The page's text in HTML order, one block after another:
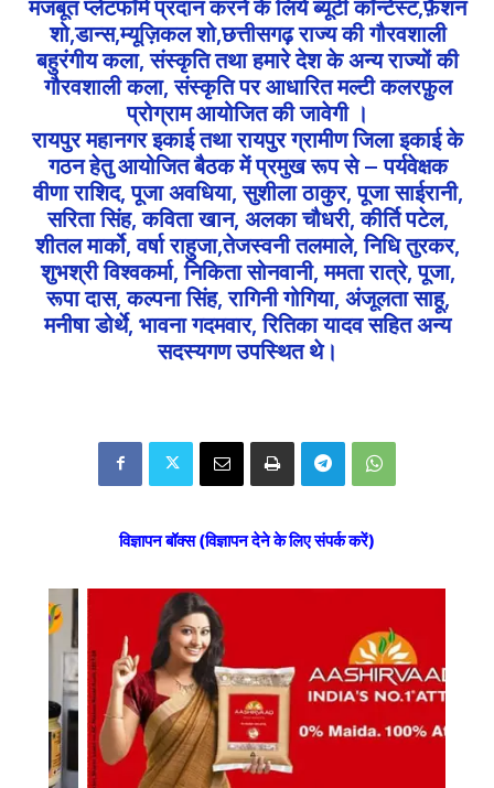
मजबूत प्लेटफॉर्म प्रदान करने के लिये ब्यूटी कॉन्टेस्ट,फ़ैशन
शो,डान्स,म्यूज़िकल शो,छत्तीसगढ़ राज्य की गौरवशाली
बहुरंगीय कला, संस्कृति तथा हमारे देश के अन्य राज्यों की
गौरवशाली कला, संस्कृति पर आधारित मल्टी कलरफ़ुल
प्रोग्राम आयोजित की जावेगी ।
रायपुर महानगर इकाई तथा रायपुर ग्रामीण जिला इकाई के
गठन हेतु आयोजित बैठक में प्रमुख रूप से – पर्यवेक्षक
वीणा राशिद, पूजा अवधिया, सुशीला ठाकुर, पूजा साईरानी,
सरिता सिंह, कविता खान, अलका चौधरी, कीर्ति पटेल,
शीतल मार्को, वर्षा राहुजा,तेजस्वनी तलमाले, निधि तुरकर,
शुभश्री विश्वकर्मा, निकिता सोनवानी, ममता रात्रे, पूजा,
रूपा दास, कल्पना सिंह, रागिनी गोगिया, अंजूलता साहू,
मनीषा डोर्थे, भावना गदमवार, रितिका यादव सहित अन्य
सदस्यगण उपस्थित थे।
विज्ञापन बॉक्स (विज्ञापन देने के लिए संपर्क करें)